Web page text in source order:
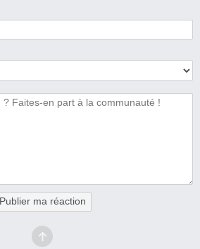
Publier ma réaction